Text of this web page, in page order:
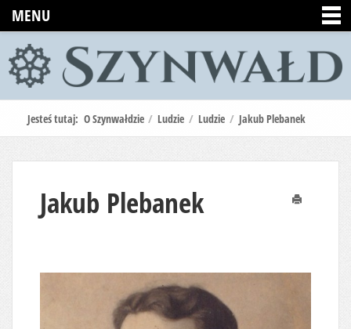
MENU
Jesteś tutaj: O Szynwałdzie / Ludzie / Ludzie / Jakub Plebanek
Jakub Plebanek